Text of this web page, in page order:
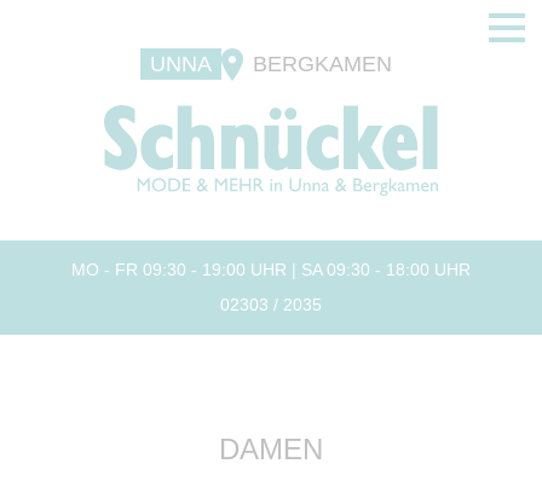
UNNA BERGKAMEN
MO - FR 09:30 - 19:00 UHR | SA 09:30 - 18:00 UHR
02303 / 2035
DAMEN